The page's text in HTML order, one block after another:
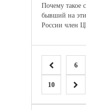
Почему такое
бывший на
России член
6
10